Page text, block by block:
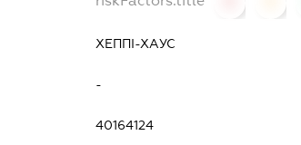
ХЕППІ-ХАУС
-
40164124